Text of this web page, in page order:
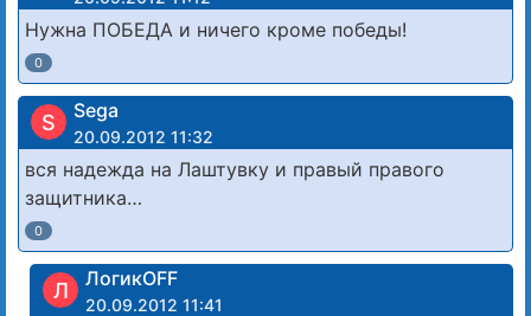
Нужна ПОБЕДА и ничего кроме победы!
0
S Sega
20.09.2012 11:32
вся надежда на Лаштувку и правый правого
защитника…
0
Л ЛогикOFF
20.09.2012 11:41